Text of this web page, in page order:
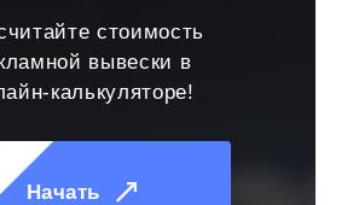
стоимость
вывески в
калькуляторе!
Начать